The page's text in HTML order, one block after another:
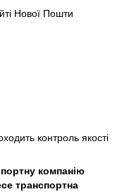
Нової Пошти
контроль якості
компанію
транспортна